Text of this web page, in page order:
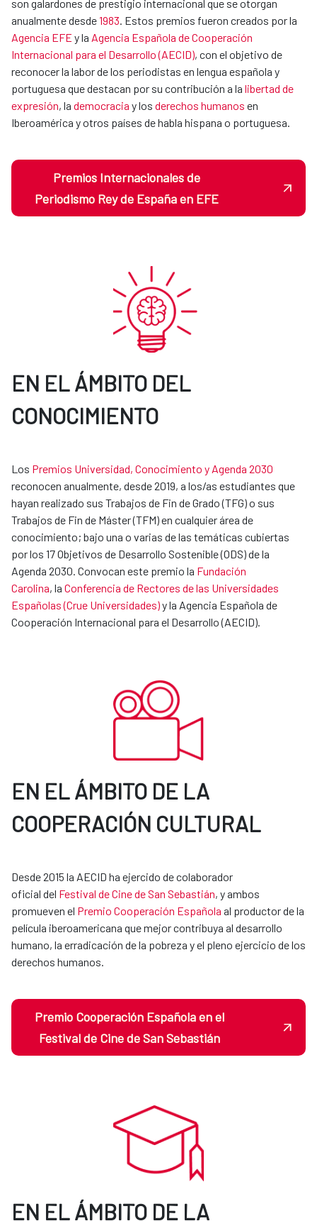
son galardones de prestigio internacional que se otorgan
anualmente desde1983. Estos premios fueron creados por la
Agencia EFE y la Agencia Española de Cooperación
Internacional para el Desarrollo (AECID), con el objetivo de
reconocer la labor de los periodistas en lengua española y
portuguesa que destacan por su contribución a la libertad de
expresión, la democracia y los derechos humanos en
Iberoamérica y otros países de habla hispana o portuguesa.
Premios Internacionales de
Periodismo Rey de España en EFE
EN EL ÁMBITO DEL
CONOCIMIENTO
Los Premios Universidad, Conocimiento y Agenda 2030
reconocen anualmente, desde 2019, a los/as estudiantes que
hayan realizado sus Trabajos de Fin de Grado (TFG) o sus
Trabajos de Fin de Máster (TFM) en cualquier área de
conocimiento; bajo una o varias de las temáticas cubiertas
por los 17 Objetivos de Desarrollo Sostenible (ODS) de la
Agenda 2030. Convocan este premio la Fundación
Carolina, la Conferencia de Rectores de las Universidades
Españolas (Crue Universidades)y la Agencia Española de
Cooperación Internacional para el Desarrollo (AECID).
EN EL ÁMBITO DE LA
COOPERACIÓN CULTURAL
Desde 2015 la AECID ha ejercido de colaborador
oficial del Festival de Cine de San Sebastián, y ambos
promueven el Premio Cooperación Española al productor de la
película iberoamericana que mejor contribuya al desarrollo
humano, la erradicación de la pobreza y el pleno ejercicio de los
derechos humanos.
Premio Cooperación Española en el
Festival de Cine de San Sebastián
EN EL ÁMBITO DE LA